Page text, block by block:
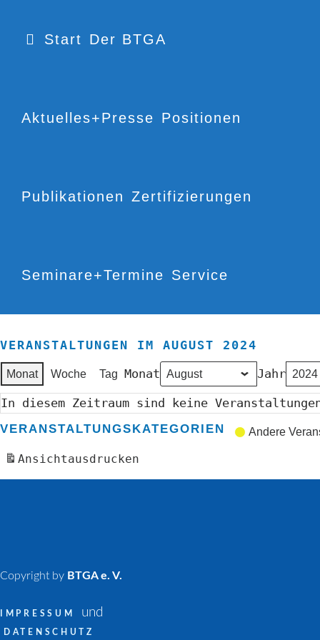
Start Der BTGA
Aktuelles+Presse Positionen
Publikationen Zertifizierungen
Seminare+Termine Service
VERANSTALTUNGEN IM AUGUST 2024
Monat Woche Tag Monat Jahr
In diesem Zeitraum sind keine
VERANSTALTUNGSKATEGORIEN Andere
Ansichtausdrucken
Copyright by BTGA e. V.
IMPRESSUM und
DATENSCHUTZ